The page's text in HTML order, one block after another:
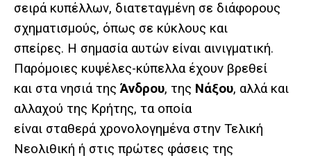
σειρά κυπέλλων, διατεταγμένη σε διάφορους
σχηματισμούς, όπως σε κύκλους και
σπείρες. Η σημασία αυτών είναι αινιγματική.
Παρόμοιες κυψέλες-κύπελλα έχουν βρεθεί
και στα νησιά τηςΆνδρου, της Νάξου, αλλά και
αλλαχού της Κρήτης, τα οποία
είναι σταθερά χρονολογημένα στην Τελική
Νεολιθική ή στις πρώτες φάσεις της